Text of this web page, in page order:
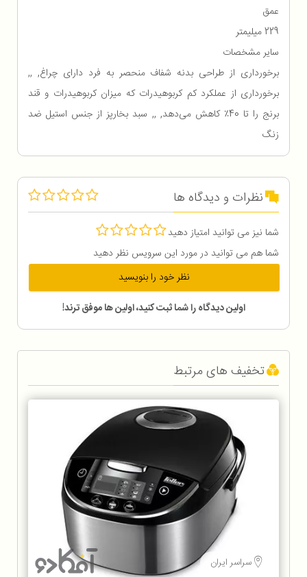
عمق
229 میلیمتر
سایر مشخصات
برخورداری از طراحی بدنه شفاف منحصر به فرد دارای چراغ, ,,
برخورداری از عملکرد کم کربوهیدرات که میزان کربوهیدرات و قند
برنج را تا 40٪ کاهش می‌دهد, ,, سبد بخارپز از جنس استیل ضد
زنگ
نظرات و دیدگاه ها
شما نیز می توانید امتیاز دهید
شما هم می توانید در مورد این سرویس نظر دهید
نظر خود را بنویسید
اولین دیدگاه را شما ثبت کنید، اولین ها موفق ترند!
تخفیف های مرتبط
سراسر ایران